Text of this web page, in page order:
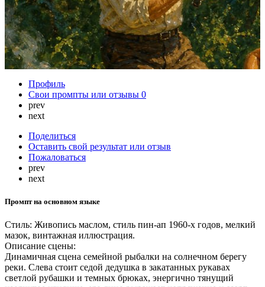
Профиль
Свои промпты или отзывы 0
prev
next
Поделиться
Оставить свой результат или отзыв
Пожаловаться
prev
next
Промпт на основном языке
Стиль: Живопись маслом, стиль пин-ап 1960-х годов, мелкий
мазок, винтажная иллюстрация.
Описание сцены:
Динамичная сцена семейной рыбалки на солнечном берегу
реки. Слева стоит седой дедушка в закатанных рукавах
светлой рубашки и темных брюках, энергично тянущий